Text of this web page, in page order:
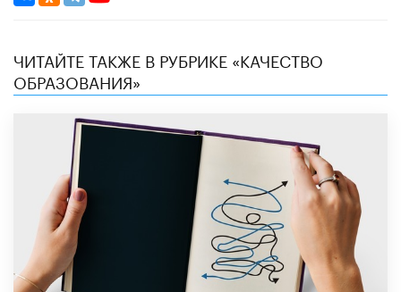
ЧИТАЙТЕ ТАКЖЕ В РУБРИКЕ «КАЧЕСТВО
ОБРАЗОВАНИЯ»